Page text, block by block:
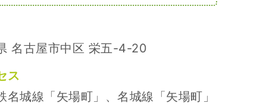
名古屋市中区 栄五-4-20
ス
名城線「矢場町」、名城線「矢場町」